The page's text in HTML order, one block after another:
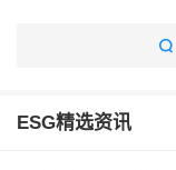
ESG精选资讯